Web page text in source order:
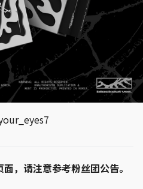
，请注意参考粉丝团公告。